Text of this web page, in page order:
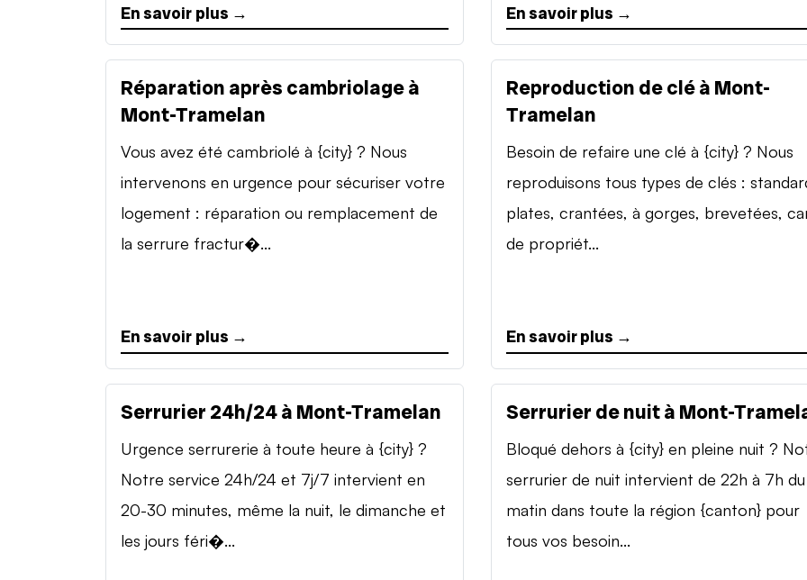
En savoir plus → En savoir plus →
Réparation après cambriolage à
Mont-Tramelan
Vous avez été cambriolé à {city} ? Nous
intervenons en urgence pour sécuriser votre
logement : réparation ou remplacement de
la serrure fractur�...
En savoir plus →
Reproduction de clé à Mont-
Tramelan
Besoin de refaire une clé à {city} ? Nous
reproduisons tous types de clés :
plates, crantées, à gorges, brevetées,
de propriét...
En savoir plus →
Serrurier 24h/24 à Mont-Tramelan
Urgence serrurerie à toute heure à {city} ?
Notre service 24h/24 et 7j/7 intervient en
20-30 minutes, même la nuit, le dimanche et
les jours féri�...
Serrurier de nuit à Mont-
Bloqué dehors à {city} en pleine nuit ?
serrurier de nuit intervient de 22h à 7h du
matin dans toute la région {canton} pour
tous vos besoin...